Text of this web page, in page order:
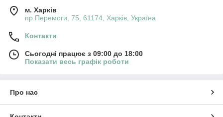
м. Харків
пр.Перемоги, 75, 61174, Харків, Україна
Контакти
Сьогодні працює з 09:00 до 18:00
Показати весь графік роботи
Про нас